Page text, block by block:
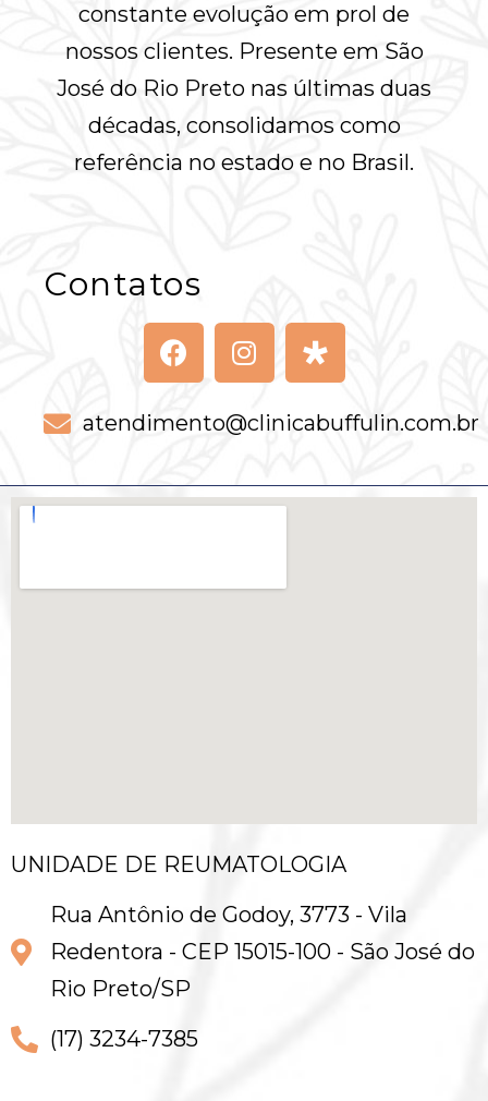
constante evolução em prol de
nossos clientes. Presente em São
José do Rio Preto nas últimas duas
décadas, consolidamos como
referência no estado e no Brasil.
Contatos
atendimento@clinicabuffulin.com.br
UNIDADE DE REUMATOLOGIA
Rua Antônio de Godoy, 3773 - Vila
Redentora - CEP 15015-100 - São José do
Rio Preto/SP
(17) 3234-7385